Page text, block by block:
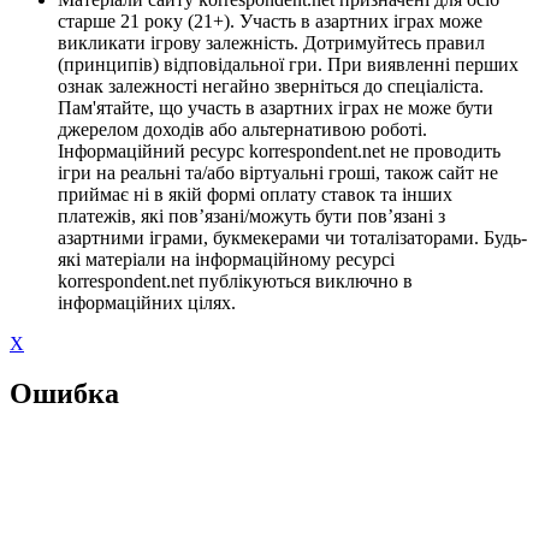
старше 21 року (21+). Участь в азартних іграх може
викликати ігрову залежність. Дотримуйтесь правил
(принципів) відповідальної гри. При виявленні перших
ознак залежності негайно зверніться до спеціаліста.
Пам'ятайте, що участь в азартних іграх не може бути
джерелом доходів або альтернативою роботі.
Інформаційний ресурс korrespondent.net не проводить
ігри на реальні та/або віртуальні гроші, також сайт не
приймає ні в якій формі оплату ставок та інших
платежів, які пов’язані/можуть бути пов’язані з
азартними іграми, букмекерами чи тоталізаторами. Будь-
які матеріали на інформаційному ресурсі
korrespondent.net публікуються виключно в
інформаційних цілях.
X
Ошибка